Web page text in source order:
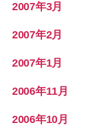
2007年3月
2007年2月
2007年1月
2006年11月
2006年10月